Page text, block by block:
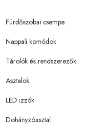
Fürdőszobai csempe
Nappali komódok
Tárolók és rendszerezők
Asztalok
LED izzók
Dohányzóasztal